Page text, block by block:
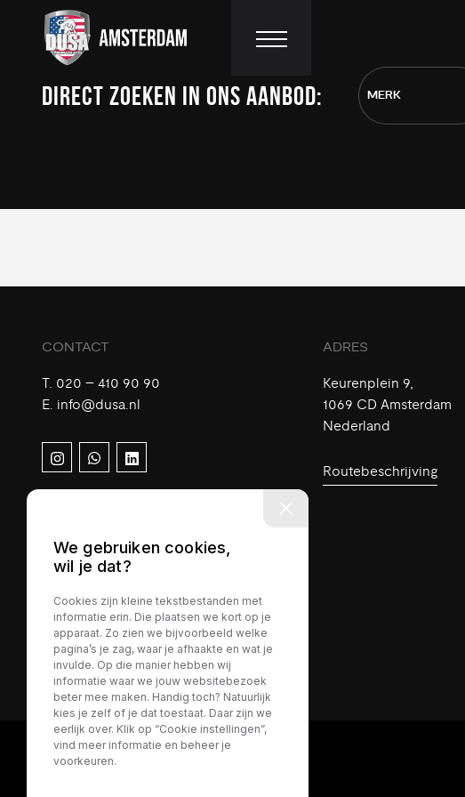
OVER
CONTACT
NIEUWS
DIRECT ZOEKEN IN ONS AANBOD:
CONTACT
T. 020 – 410 90 90
E. info@dusa.nl
ADRES
Keurenplein 9,
1069 CD Amsterdam
Nederland
Routebeschrijving
We gebruiken cookies,
wil je dat?
Cookies zijn kleine tekstbestanden met
informatie erin. Die plaatsen we kort op je
apparaat. Zo zien we bijvoorbeeld welke
pagina’s je zag, waar je afhaakte en wat je
invulde. Op die manier hebben wij
informatie waar we jouw websitebezoek
beter mee maken. Handig toch? Natuurlijk
kies je zelf of je dat toestaat. Daar zijn we
eerlijk over. Klik op “Cookie instellingen”,
vind meer informatie en beheer je
voorkeuren.